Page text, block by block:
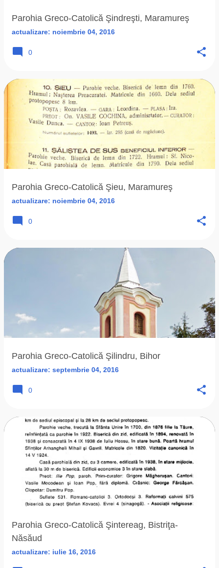
Parohia Greco-Catolică Şindreşti, Maramureş
actualizare: noiembrie 04, 2016
0
Parohia Greco-Catolică Şieu, Maramureş
actualizare: noiembrie 04, 2016
0
Parohia Greco-Catolică Şilindru, Bihor
actualizare: septembrie 04, 2016
0
Parohia Greco-Catolică Şintereag, Bistriţa-
Năsăud
actualizare: iulie 16, 2016